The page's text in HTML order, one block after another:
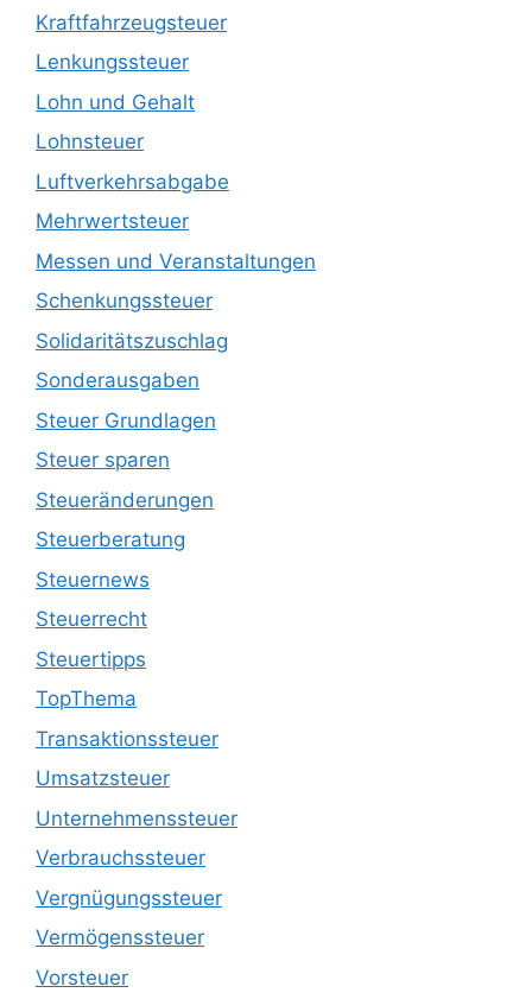
Kraftfahrzeugsteuer
Lenkungssteuer
Lohn und Gehalt
Lohnsteuer
Luftverkehrsabgabe
Mehrwertsteuer
Messen und Veranstaltungen
Schenkungssteuer
Solidaritätszuschlag
Sonderausgaben
Steuer Grundlagen
Steuer sparen
Steueränderungen
Steuerberatung
Steuernews
Steuerrecht
Steuertipps
TopThema
Transaktionssteuer
Umsatzsteuer
Unternehmenssteuer
Verbrauchssteuer
Vergnügungssteuer
Vermögenssteuer
Vorsteuer